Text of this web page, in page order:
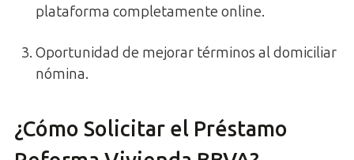
plataforma completamente online.
Oportunidad de mejorar términos al domiciliar
nómina.
¿Cómo Solicitar el Préstamo